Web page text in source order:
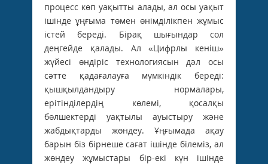
процесс көп уақытты алады, ал осы уақыт
ішінде ұңғыма төмен өнімділікпен жұмыс
істей береді. Бірақ шығындар сол
деңгейде қалады. Ал «Цифрлы кеніш»
жүйесі өндіріс технологиясын дәл осы
сәтте қадағалауға мүмкіндік береді:
қышқылдандыру нормалары,
ерітінділердің көлемі, қосалқы
бөлшектерді уақтылы ауыстыру және
жабдықтарды жөндеу. Ұңғымада ақау
барын біз бірнеше сағат ішінде білеміз, ал
жөндеу жұмыстары бір-екі күн ішінде